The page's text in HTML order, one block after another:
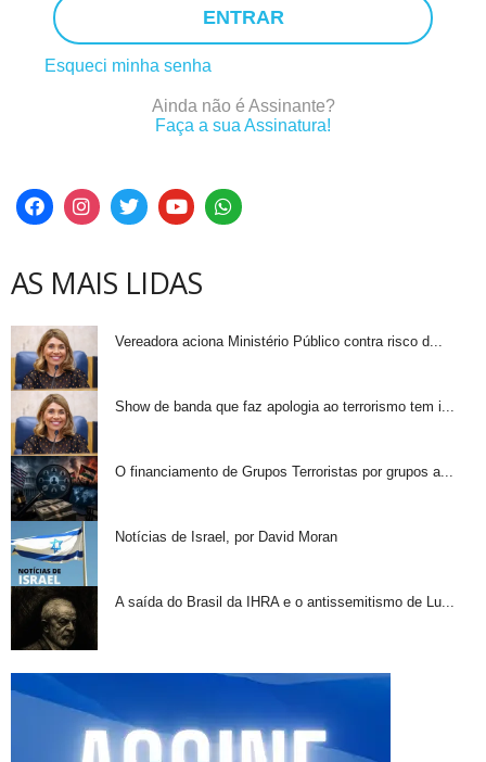
ENTRAR
Esqueci minha senha
Ainda não é Assinante?
Faça a sua Assinatura!
AS MAIS LIDAS
Vereadora aciona Ministério Público contra risco d...
Show de banda que faz apologia ao terrorismo tem i...
O financiamento de Grupos Terroristas por grupos a...
Notícias de Israel, por David Moran
A saída do Brasil da IHRA e o antissemitismo de Lu...